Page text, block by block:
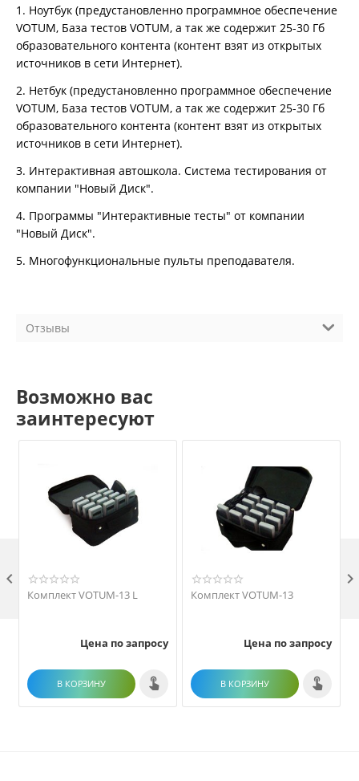
1. Ноутбук (предустановленно программное обеспечение
VOTUM, База тестов VOTUM, а так же содержит 25-30 Гб
образовательного контента (контент взят из открытых
источников в сети Интернет).
2. Нетбук (предустановленно программное обеспечение
VOTUM, База тестов VOTUM, а так же содержит 25-30 Гб
образовательного контента (контент взят из открытых
источников в сети Интернет).
3. Интерактивная автошкола. Система тестирования от
компании "Новый Диск".
4. Программы "Интерактивные тесты" от компании
"Новый Диск".
5. Многофункциональные пульты преподавателя.
Отзывы
Возможно вас
заинтересуют
Комплект VOTUM-13 L
Цена по запросу
В КОРЗИНУ
Комплект VOTUM-13
Цена по запросу
В КОРЗИНУ
 